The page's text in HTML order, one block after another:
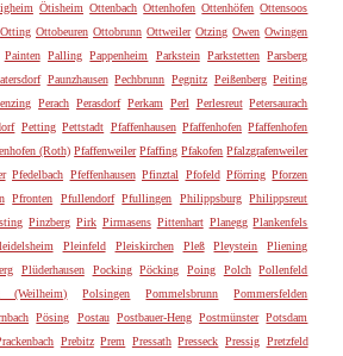
Ötisheim Ottenbach Ottenhofen Ottenhöfen Ottensoos
Otting Ottobeuren Ottobrunn Ottweiler Otzing Owen Owingen
Painten Palling Pappenheim Parkstein Parkstetten Parsberg
Paunzhausen Pechbrunn Pegnitz Peißenberg Peiting
Perach Perasdorf Perkam Perl Perlesreut Petersaurach
Petting Pettstadt Pfaffenhausen Pfaffenhofen Pfaffenhofen
(Roth) Pfaffenweiler Pfaffing Pfakofen Pfalzgrafenweiler
Pfedelbach Pfeffenhausen Pfinztal Pfofeld Pförring Pforzen
Pfronten Pfullendorf Pfullingen Philippsburg Philippsreut
Pinzberg Pirk Pirmasens Pittenhart Planegg Plankenfels
Pleinfeld Pleiskirchen Pleß Pleystein
Pliening
Plüderhausen Pocking Pöcking Poing Polch
Pollenfeld
(Weilheim) Polsingen Pommelsbrunn
Pommersfelden
Pösing Postau Postbauer-Heng Postmünster Potsdam
Prebitz Prem Pressath Presseck Pressig Pretzfeld